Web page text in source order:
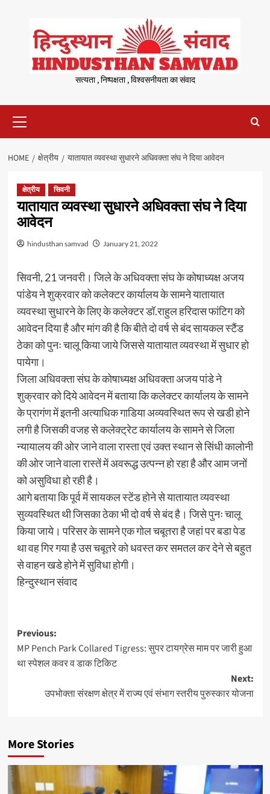
content
सत्यता , निष्पक्षता , विश्वसनीयता का संवाद
Menu
HOME क्षेत्रीय यातायात व्यवस्था सुधारने अधिवक्ता संघ ने दिया आवेदन
क्षेत्रीय सिवनी
यातायात व्यवस्था सुधारने अधिवक्ता संघ ने दिया
आवेदन
hindusthan samvad January 21, 2022
सिवनी, 21 जनवरी। जिले के अधिवक्ता संघ के कोषाध्यक्ष अजय
पांडेय ने शुक्रवार को कलेक्टर कार्यालय के सामने यातायात
व्यवस्था सुधारने के लिए के कलेक्टर डॉ.राहुल हरिदास फांटिग को
आवेदन दिया है और मांग की है कि बीते दो वर्ष से बंद सायकल स्टैंड
ठेका को पुनः चालू किया जाये जिससे यातायात व्यवस्था में सुधार हो
पायेगा।
जिला अधिवक्ता संघ के कोषाध्यक्ष अधिवक्ता अजय पांडे ने
शुक्रवार को दिये आवेदन में बताया कि कलेक्टर कार्यालय के सामने
के प्रागंण में इतनी अत्याधिक गाडिया अव्यवस्थित रूप से खडी होने
लगी है जिसकी वजह से कलेक्ट्रेट कार्यालय के सामने से जिला
न्यायालय की ओर जाने वाला रास्ता एवं उक्त स्थान से सिंधी कालोनी
की ओर जाने वाला रास्तें में अवरूद्ध उत्पन्न हो रहा है और आम जनों
को असुविधा हो रही है।
आगे बताया कि पूर्व में सायकल स्टेंड होने से यातायात व्यवस्था
सुव्यवस्थित थी जिसका ठेका भी दो वर्ष से बंद है। जिसे पुनः चालू
किया जाये। परिसर के सामने एक गोल चबूतरा है जहां पर बडा पेड
था वह गिर गया है उस चबूतरे को धवस्त कर समतल कर देने से बहुत
से वाहन खडे होने में सुविधा होगी।
हिन्दुस्थान संवाद
Post
navigation
Previous:
MP Pench Park Collared Tigress: सुपर टायग्रेस माम पर जारी हुआ
था स्पेशल कवर व डाक टिकिट
Next:
उपभोक्ता संरक्षण क्षेत्र में राज्य एवं संभाग स्तरीय पुरुस्कार योजना
More Stories